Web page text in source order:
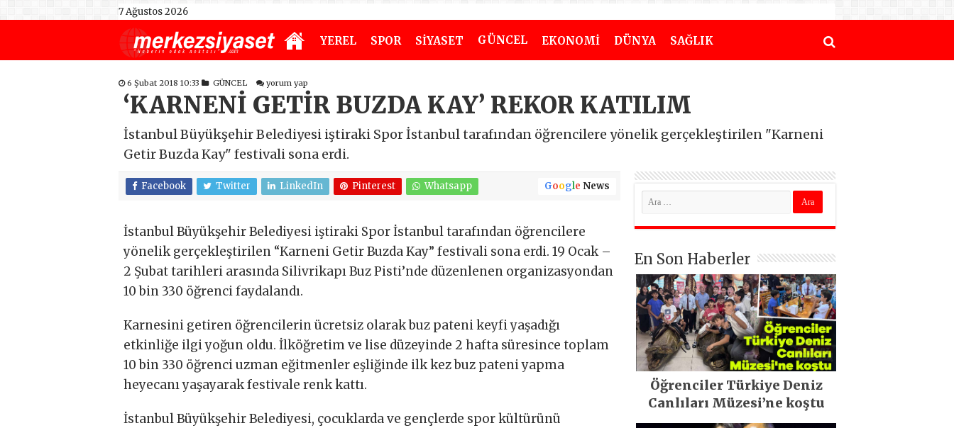
7 Ağustos 2026
YEREL SPOR SİYASET GÜNCEL EKONOMİ DÜNYA SAĞLIK
6 Şubat 2018 10:33 GÜNCEL yorum yap
‘KARNENİ GETİR BUZDA KAY’ REKOR KATILIM
İstanbul Büyükşehir Belediyesi iştiraki Spor İstanbul tarafından öğrencilere yönelik gerçekleştirilen "Karneni
Getir Buzda Kay" festivali sona erdi.
Facebook Twitter LinkedIn Pinterest Whatsapp Google News
İstanbul Büyükşehir Belediyesi iştiraki Spor İstanbul tarafından öğrencilere
yönelik gerçekleştirilen “Karneni Getir Buzda Kay” festivali sona erdi. 19 Ocak –
2 Şubat tarihleri arasında Silivrikapı Buz Pisti’nde düzenlenen organizasyondan
10 bin 330 öğrenci faydalandı.
Karnesini getiren öğrencilerin ücretsiz olarak buz pateni keyfi yaşadığı
etkinliğe ilgi yoğun oldu. İlköğretim ve lise düzeyinde 2 hafta süresince toplam
10 bin 330 öğrenci uzman eğitmenler eşliğinde ilk kez buz pateni yapma
heyecanı yaşayarak festivale renk kattı.
İstanbul Büyükşehir Belediyesi, çocuklarda ve gençlerde spor kültürünü
En Son Haberler
Öğrenciler Türkiye Deniz
Canlıları Müzesi’ne koştu